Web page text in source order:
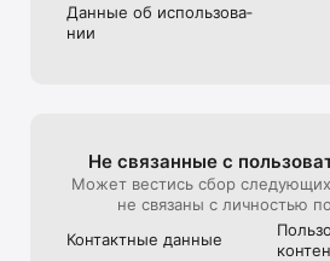
Данные об использова­
нии
Не связанные с
Может вестись сбор
не связаны с личностью
Контактные данные